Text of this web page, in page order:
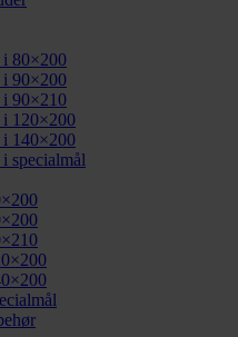
i 80×200
i 90×200
i 90×210
i 120×200
i 140×200
specialmål